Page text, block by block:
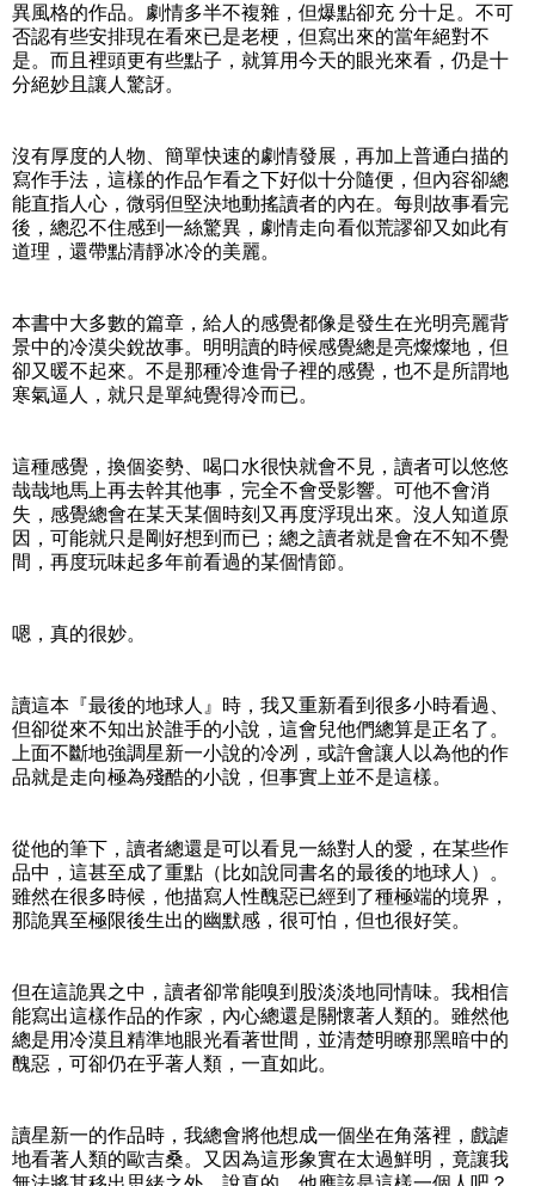
異風格的作品。劇情多半不複雜，但爆點卻充 分十足。不可
否認有些安排現在看來已是老梗，但寫出來的當年絕對不
是。而且裡頭更有些點子，就算用今天的眼光來看，仍是十
分絕妙且讓人驚訝。
沒有厚度的人物、簡單快速的劇情發展，再加上普通白描的
寫作手法，這樣的作品乍看之下好似十分隨便，但內容卻總
能直指人心，微弱但堅決地動搖讀者的內在。每則故事看完
後，總忍不住感到一絲驚異，劇情走向看似荒謬卻又如此有
道理，還帶點清靜冰冷的美麗。
本書中大多數的篇章，給人的感覺都像是發生在光明亮麗背
景中的冷漠尖銳故事。明明讀的時候感覺總是亮燦燦地，但
卻又暖不起來。不是那種冷進骨子裡的感覺，也不是所謂地
寒氣逼人，就只是單純覺得冷而已。
這種感覺，換個姿勢、喝口水很快就會不見，讀者可以悠悠
哉哉地馬上再去幹其他事，完全不會受影響。可他不會消
失，感覺總會在某天某個時刻又再度浮現出來。沒人知道原
因，可能就只是剛好想到而已；總之讀者就是會在不知不覺
間，再度玩味起多年前看過的某個情節。
嗯，真的很妙。
讀這本『最後的地球人』時，我又重新看到很多小時看過、
但卻從來不知出於誰手的小說，這會兒他們總算是正名了。
上面不斷地強調星新一小說的冷冽，或許會讓人以為他的作
品就是走向極為殘酷的小說，但事實上並不是這樣。
從他的筆下，讀者總還是可以看見一絲對人的愛，在某些作
品中，這甚至成了重點（比如說同書名的最後的地球人）。
雖然在很多時候，他描寫人性醜惡已經到了種極端的境界，
那詭異至極限後生出的幽默感，很可怕，但也很好笑。
但在這詭異之中，讀者卻常能嗅到股淡淡地同情味。我相信
能寫出這樣作品的作家，內心總還是關懷著人類的。雖然他
總是用冷漠且精準地眼光看著世間，並清楚明瞭那黑暗中的
醜惡，可卻仍在乎著人類，一直如此。
讀星新一的作品時，我總會將他想成一個坐在角落裡，戲謔
地看著人類的歐吉桑。又因為這形象實在太過鮮明，竟讓我